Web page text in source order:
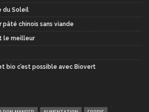
du Soleil
chinois sans viande
le meilleur
bio c’est possible avec Biovert